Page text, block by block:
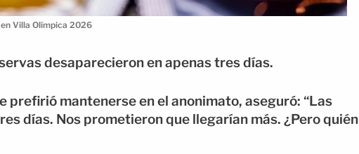
Villa Olímpica 2026
desaparecieron en apenas tres días.
prefirió mantenerse en el anonimato, aseguró: “Las
días. Nos prometieron que llegarían más. ¿Pero quién